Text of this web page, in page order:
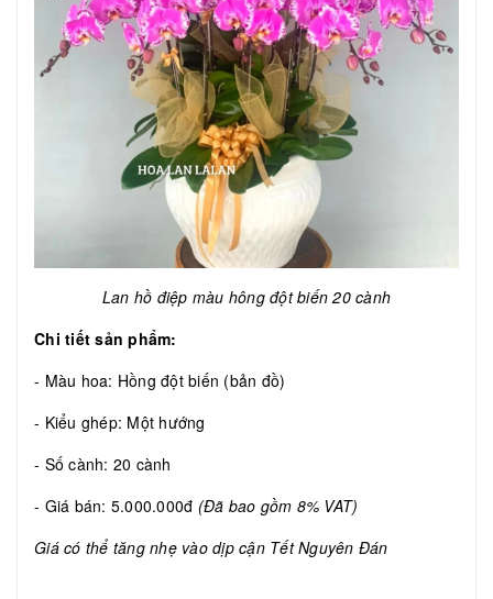
Lan hồ điệp màu hông đột biến 20 cành
Chi tiết sản phẩm:
- Màu hoa: Hồng đột biến (bản đồ)
- Kiểu ghép: Một hướng
- Số cành: 20 cành
- Giá bán: 5.000.000đ (Đã bao gồm 8% VAT)
Giá có thể tăng nhẹ vào dịp cận Tết Nguyên Đán